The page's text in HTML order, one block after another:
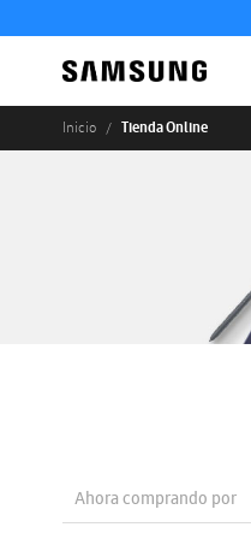
Inicio Tienda Online
Ahora comprando por